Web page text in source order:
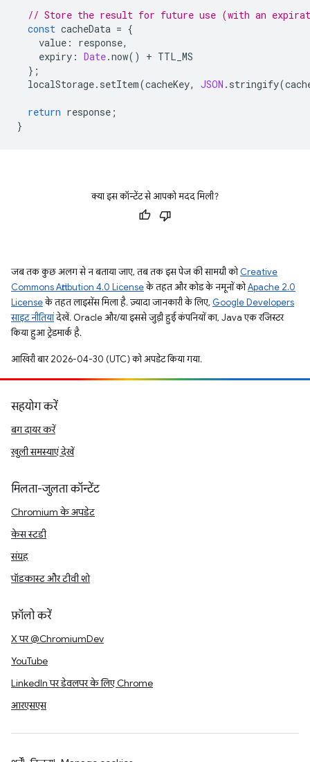
// Store the result for future use (with an
const cacheData = {
value : response,
expiry : Date.now() + TTL_MS
};
localStorage. setItem(cacheKey, JSON . stringify(
return response ;
}
क्या इस कॉन्टेंट से आपको मदद मिली?
जब तक कुछ अलग से न बताया जाए, तब तक इस पेज की सामग्री कोCreative
Commons Attribution 4.0 Licenseके तहत और कोड के नमूनों कोApache 2.0
Licenseके तहत लाइसेंस मिला है. ज़्यादा जानकारी के लिए, Google Developers
साइट नीतियांदेखें. Oracle और/या इससे जुड़ी हुई कंपनियों का, Java एक रजिस्टर
किया हुआ ट्रेडमार्क है.
आखिरी बार 2026-04-30 (UTC) को अपडेट किया गया.
सहयोग करें
बग दायर करें
खुली समस्याएं देखें
मिलता-जुलता कॉन्टेंट
Chromium के अपडेट
केस स्टडी
संग्रह
पॉडकास्ट और टीवी शो
फ़ॉलो करें
X पर @ChromiumDev
YouTube
LinkedIn पर डेवलपर के लिए Chrome
आरएसएस